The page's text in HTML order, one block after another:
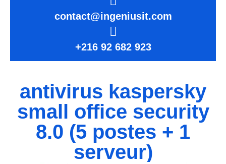
contact@ingeniusit.com
+216 92 682 923
antivirus kaspersky
small office security
8.0 (5 postes + 1
serveur)